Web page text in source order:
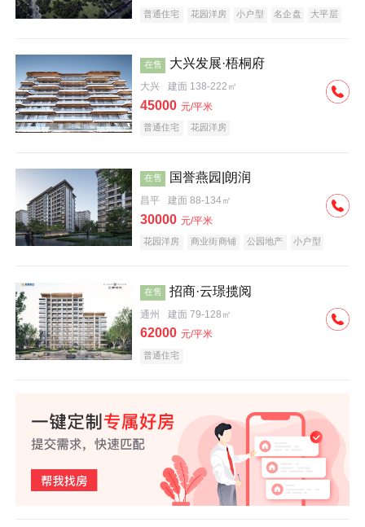
普通住宅 花园洋房 小户型 名企盘 大平层
在售 大兴发展·梧桐府
大兴 建面 138-222㎡
45000 元/平米
普通住宅 花园洋房
在售 国誉燕园|朗润
昌平 建面 88-134㎡
30000 元/平米
花园洋房 商业街商铺 公园地产
小户型
在售 招商·云璟揽阅
通州 建面 79-128㎡
62000 元/平米
普通住宅